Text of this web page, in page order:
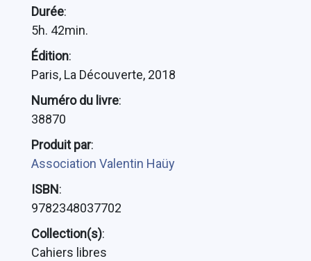
Durée:
5h. 42min.
Édition:
Paris, La Découverte, 2018
Numéro du livre:
38870
Produit par:
Association Valentin Haüy
ISBN:
9782348037702
Collection(s):
Cahiers libres